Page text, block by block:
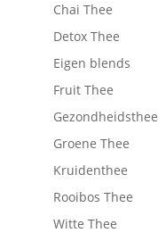
Chai Thee
Detox Thee
Eigen blends
Fruit Thee
Gezondheidsthee
Groene Thee
Kruidenthee
Rooibos Thee
Witte Thee